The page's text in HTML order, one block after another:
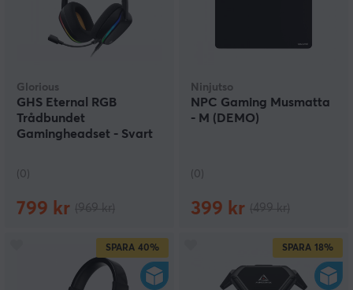
Glorious
GHS Eternal RGB
Trådbundet
Gamingheadset - Svart
(0)
799 kr
Ninjutso
NPC Gaming Musmatta
- M (DEMO)
(0)
399 kr
SPARA 40% SPARA 18%